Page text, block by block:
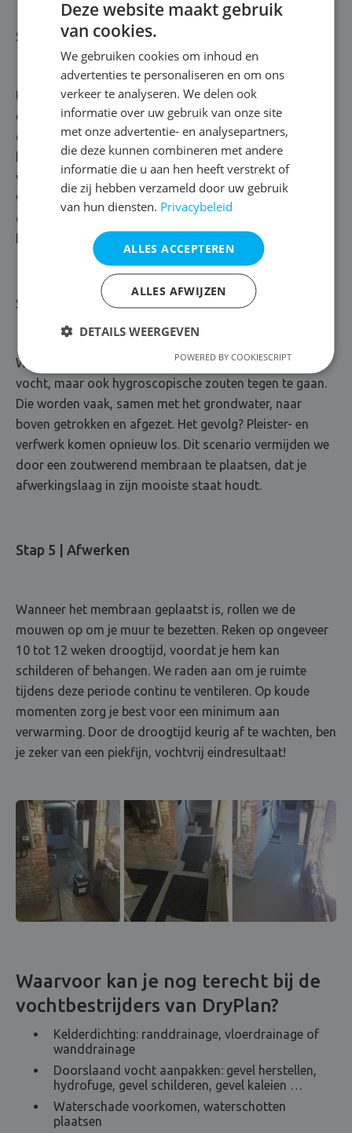
Stap 3 | Muur injecteren
Up next? Onderaan de muur boren we gaten met een
diameter van 10 à 14 millimeter. Dit doen we om de 10
centimeter. Vervolgens gaan we je muur injecteren met
het kwaliteitsproduct Rewahgel inject A+++. Deze gel
verspreidt zich gedurende 3 à 4 weken in je muur en
vormt een stevige, horizontale vochtbarrière, net boven
de vloer. Zo zetten we opstijgend vocht volledig
Stap 4 | Beschermen
We halen alles uit de kast om niet enkel opstijgend
vocht, maar ook hygroscopische zouten tegen te gaan.
Die worden vaak, samen met het grondwater, naar
boven getrokken en afgezet. Het gevolg? Pleister- en
verfwerk komen opnieuw los. Dit scenario vermijden we
door een zoutwerend membraan te plaatsen, dat je
afwerkingslaag in zijn mooiste staat houdt.
Stap 5 | Afwerken
Wanneer het membraan geplaatst is, rollen we de
mouwen op om je muur te bezetten. Reken op ongeveer
10 tot 12 weken droogtijd, voordat je hem kan
schilderen of behangen. We raden aan om je ruimte
tijdens deze periode continu te ventileren. Op koude
momenten zorg je best voor een minimum aan
verwarming. Door de droogtijd keurig af te wachten, ben
je zeker van een piekfijn, vochtvrij eindresultaat!
Waarvoor kan je nog terecht bij de
vochtbestrijders van DryPlan?
Kelderdichting: randdrainage, vloerdrainage of
wanddrainage
Doorslaand vocht aanpakken: gevel herstellen,
hydrofuge, gevel schilderen, gevel kaleien …
Waterschade voorkomen, waterschotten
plaatsen
Deze website maakt gebruik
van cookies.
We gebruiken cookies om inhoud en
advertenties te personaliseren en om ons
verkeer te analyseren. We delen ook
informatie over uw gebruik van onze site
met onze advertentie- en analysepartners,
die deze kunnen combineren met andere
informatie die u aan hen heeft verstrekt of
die zij hebben verzameld door uw gebruik
van hun diensten. Privacybeleid
ALLES ACCEPTEREN
ALLES AFWIJZEN
DETAILS WEERGEVEN
POWERED BY COOKIESCRIPT